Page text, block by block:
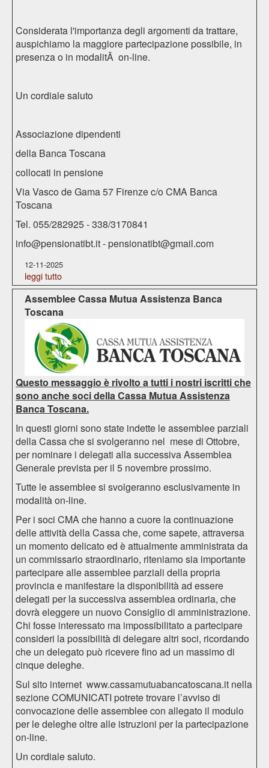
Considerata l'importanza degli argomenti da trattare,
auspichiamo la maggiore partecipazione possibile, in
presenza o in modalitÃ on-line.
Un cordiale saluto
Associazione dipendenti
della Banca Toscana
collocati in pensione
Via Vasco de Gama 57 Firenze c/o CMA Banca
Toscana
Tel. 055/282925 - 338/3170841
info@pensionatibt.it- pensionatibt@gmail.com
12-11-2025
leggi tutto
Assemblee Cassa Mutua Assistenza Banca
Toscana
Questo messaggio è rivolto a tutti i nostri iscritti che
sono anche soci della Cassa Mutua Assistenza
Banca Toscana.
In questi giorni sono state indette le assemblee parziali
della Cassa che si svolgeranno nel mese di Ottobre,
per nominare i delegati alla successiva Assemblea
Generale prevista per il 5 novembre prossimo.
Tutte le assemblee si svolgeranno esclusivamente in
modalità on-line.
Per i soci CMA che hanno a cuore la continuazione
delle attività della Cassa che, come sapete, attraversa
un momento delicato ed è attualmente amministrata da
un commissario straordinario, riteniamo sia importante
partecipare alle assemblee parziali della propria
provincia e manifestare la disponibilità ad essere
delegati per la successiva assemblea ordinaria, che
dovrà eleggere un nuovo Consiglio di amministrazione.
Chi fosse interessato ma impossibilitato a partecipare
consideri la possibilità di delegare altri soci, ricordando
che un delegato può ricevere fino ad un massimo di
cinque deleghe.
Sul sito internet www.cassamutuabancatoscana.it nella
sezione COMUNICATI potrete trovare l’avviso di
convocazione delle assemblee con allegato il modulo
per le deleghe oltre alle istruzioni per la partecipazione
on-line.
Un cordiale saluto.